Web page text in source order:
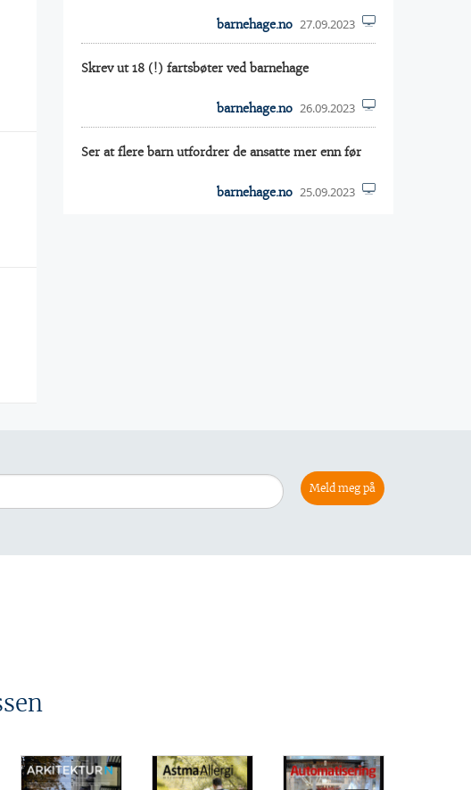
barnehage.no 27.09.2023
Skrev ut 18 (!) fartsbøter ved barnehage
barnehage.no 26.09.2023
Ser at flere barn utfordrer de ansatte mer enn før
barnehage.no 25.09.2023